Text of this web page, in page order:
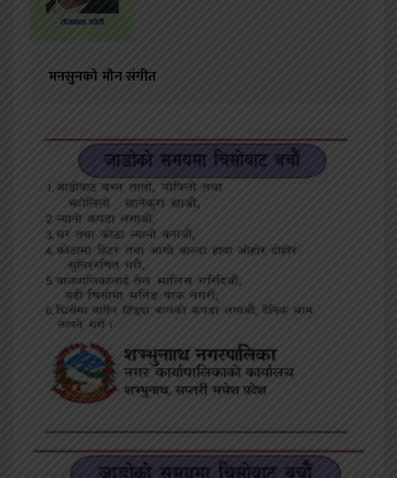
मनसुनको मौन संगीत